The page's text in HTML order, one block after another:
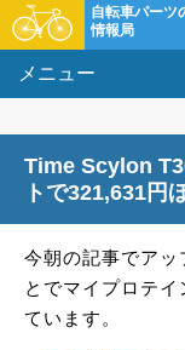
自転車パーツ
情報局
メニュー
Time Scylon
トで321,631円
今朝の記事でアッ
とでマイプロテ
ています。